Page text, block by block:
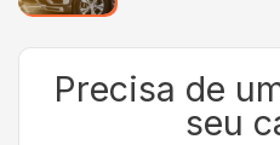
Precisa de
seu